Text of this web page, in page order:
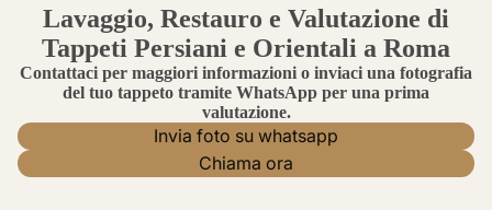
Lavaggio, Restauro e Valutazione di
Tappeti Persiani e Orientali a Roma
Contattaci per maggiori informazioni o inviaci una fotografia
del tuo tappeto tramite WhatsApp per una prima
valutazione.
Invia foto su whatsapp
Chiama ora